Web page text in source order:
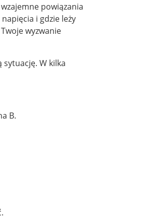
powiązania
i gdzie leży
wyzwanie
sytuację. W kilka
B.